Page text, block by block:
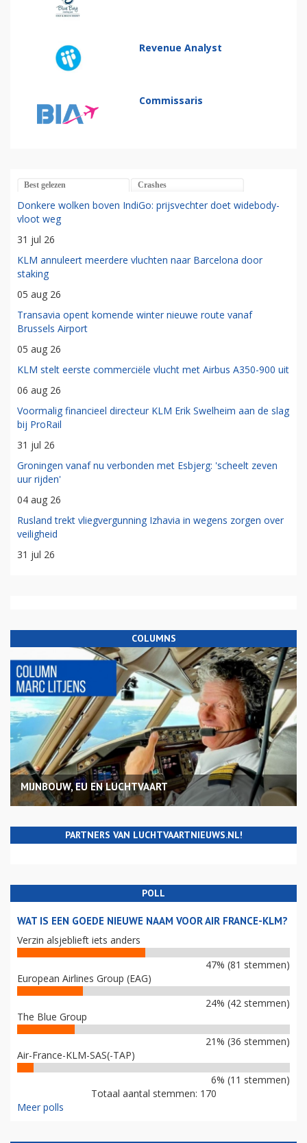
Revenue Analyst
Commissaris
Best gelezen Crashes
Donkere wolken boven IndiGo: prijsvechter doet widebody-
vloot weg
31 jul 26
KLM annuleert meerdere vluchten naar Barcelona door
staking
05 aug 26
Transavia opent komende winter nieuwe route vanaf
Brussels Airport
05 aug 26
KLM stelt eerste commerciële vlucht met Airbus A350-900 uit
06 aug 26
Voormalig financieel directeur KLM Erik Swelheim aan de slag
bij ProRail
31 jul 26
Groningen vanaf nu verbonden met Esbjerg: 'scheelt zeven
uur rijden'
04 aug 26
Rusland trekt vliegvergunning Izhavia in wegens zorgen over
veiligheid
31 jul 26
COLUMNS
MIJNBOUW, EU EN LUCHTVAART
PARTNERS VAN LUCHTVAARTNIEUWS.NL!
POLL
WAT IS EEN GOEDE NIEUWE NAAM VOOR AIR FRANCE-KLM?
Verzin alsjeblieft iets anders
47% (81 stemmen)
European Airlines Group (EAG)
24% (42 stemmen)
The Blue Group
21% (36 stemmen)
Air-France-KLM-SAS(-TAP)
6% (11 stemmen)
Totaal aantal stemmen: 170
Meer polls